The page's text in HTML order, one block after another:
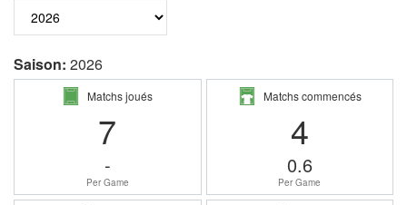
Saison: 2026
Matchs joués
7
-
Per Game
Matchs commencés
4
0.6
Per Game